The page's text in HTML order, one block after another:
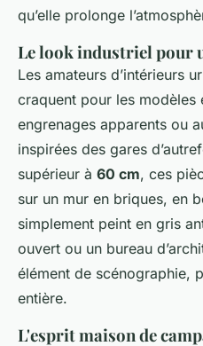
qu’elle prolonge
Le look industriel pour
Les amateurs d’intérieurs
craquent pour les modèles
engrenages apparents ou
inspirées des gares
supérieur à 60 cm, ces
sur un mur en briques, en
simplement peint en gris
ouvert ou un bureau
élément de scénographie,
entière.
L'esprit maison de